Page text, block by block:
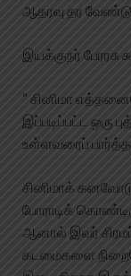
ஆதரவு தர
இயக்குநர் பேரரசு
” சினிமா
இப்படிப்பட்ட ஒரு
உள்ளவரைப்
சினிமாக்
போராடிக்
ஆனால் இவர்
கடமைகளை